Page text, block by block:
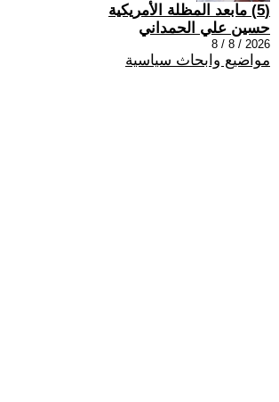
(5) مابعد المظلة الأمريكية
حسين علي الحمداني
2026 / 8 / 8
مواضيع وابحاث سياسية